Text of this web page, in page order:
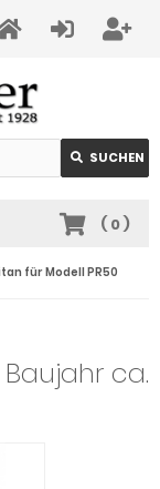
SUCHEN
( 0)
für Modell PR50
ca.